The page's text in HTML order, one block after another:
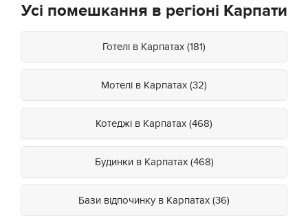
Усі помешкання в регіоні Карпати
Готелі в Карпатах (181)
Мотелі в Карпатах (32)
Котеджі в Карпатах (468)
Будинки в Карпатах (468)
Бази відпочинку в Карпатах (36)